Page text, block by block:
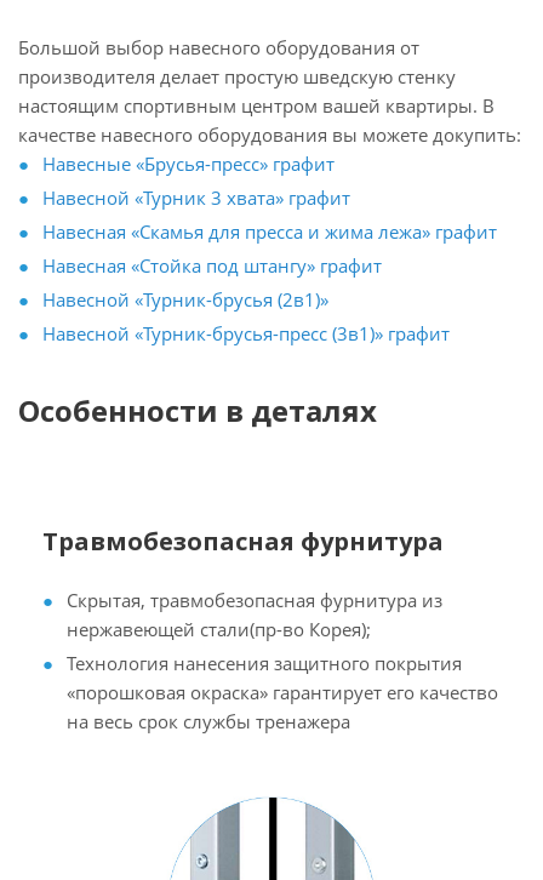
Большой выбор навесного оборудования от
производителя делает простую шведскую стенку
настоящим спортивным центром вашей квартиры. В
качестве навесного оборудования вы можете докупить:
Навесные «Брусья-пресс» графит
Навесной «Турник 3 хвата» графит
Навесная «Скамья для пресса и жима лежа» графит
Навесная «Стойка под штангу» графит
Навесной «Турник-брусья (2в1)»
Навесной «Турник-брусья-пресс (3в1)» графит
Особенности в деталях
Травмобезопасная фурнитура
Скрытая, травмобезопасная фурнитура из
нержавеющей стали(пр-во Корея);
Технология нанесения защитного покрытия
«порошковая окраска» гарантирует его качество
на весь срок службы тренажера